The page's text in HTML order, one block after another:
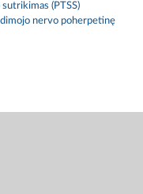
(PTSS)
nervo poherpetinę